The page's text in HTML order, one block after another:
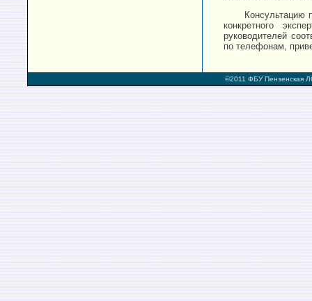
Консультацию
конкретного
руководителей
по телефонам,
©2011 ФБУ Пензенская